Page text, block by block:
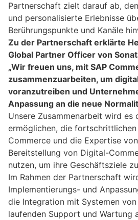
Partnerschaft zielt darauf ab,
und personalisierte Erlebnisse
Berührungspunkte und Kanäle
Zu der Partnerschaft erklärte
Global Partner Officer von
„Wir freuen uns, mit SAP
zusammenzuarbeiten, um
voranzutreiben und
Anpassung an die neue
Unsere Zusammenarbeit wird es
ermöglichen, die fortschrittlichen
Commerce und die Expertise
Bereitstellung von Digital-
nutzen, um ihre Geschäftsziele
Im Rahmen der Partnerschaft
Implementierungs- und
die Integration mit Systemen
laufenden Support und Wartung